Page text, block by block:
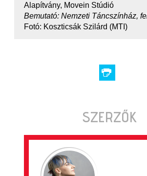
Alapítvány, Movein Stúdió
Bemutató: Nemzeti Táncszínház,
Fotó: Koszticsák Szilárd (MTI)
SZERZŐK